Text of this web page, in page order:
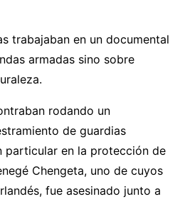
trabajaban en un documental
armadas sino sobre
rodando un
de guardias
particular en la protección de
Chengeta, uno de cuyos
fue asesinado junto a